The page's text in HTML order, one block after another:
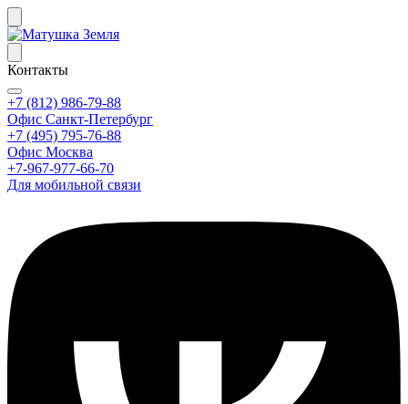
Контакты
+7 (812) 986-79-88
Офис Санкт-Петербург
+7 (495) 795-76-88
Офис Москва
+7-967-977-66-70
Для мобильной связи